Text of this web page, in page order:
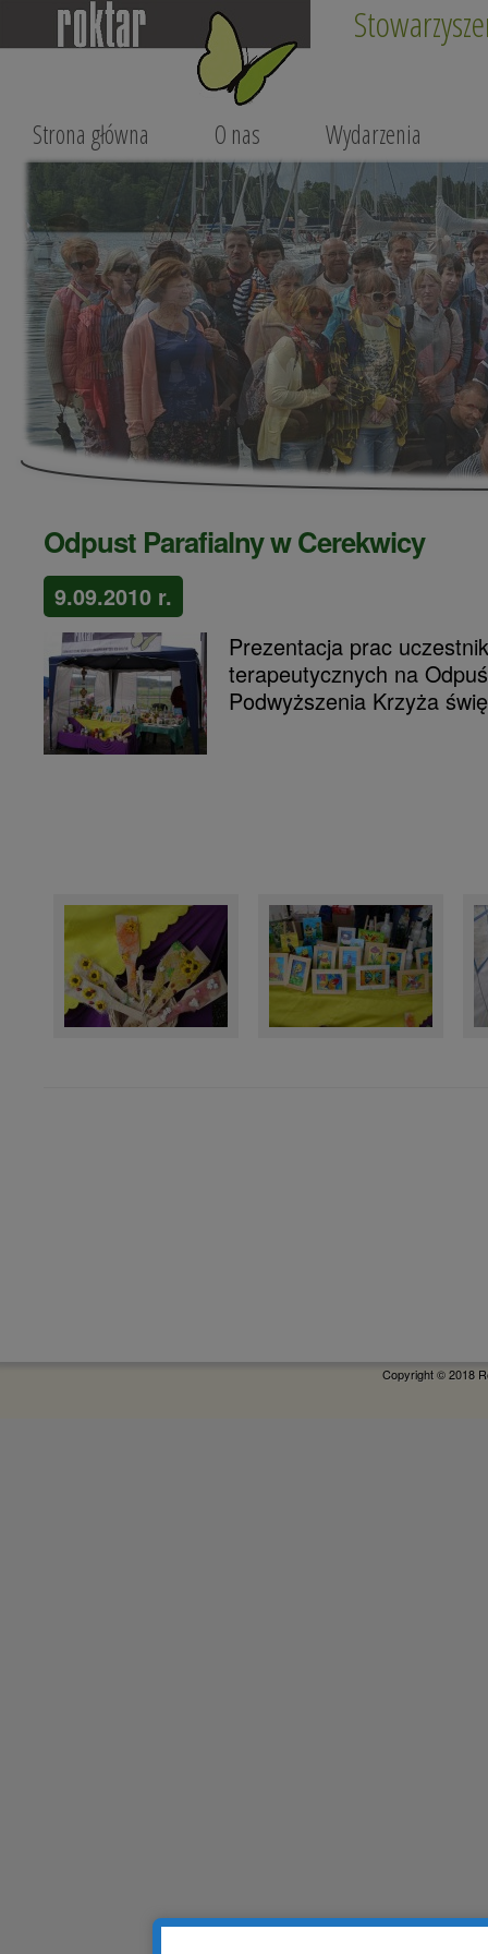
Strona główna O nas Wydarzenia
Odpust Parafialny w Cerekwicy
9.09.2010 r.
Prezentacja prac
terapeutycznych na
Podwyższenia Krzyża
Copyright © 2018